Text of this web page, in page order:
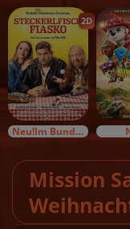
2D
Neu!Im Bundesstart
Mission